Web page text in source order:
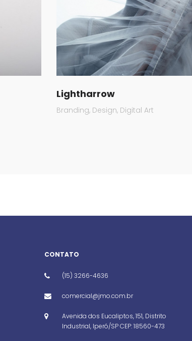
Branding Design Digital Art
Lightharrow
CONTATO
(15) 3266-4636
comercial@jmo.com.br
Avenida dos Eucaliptos, 151, Distrito
Industrial, Iperó/SP CEP: 18560-473